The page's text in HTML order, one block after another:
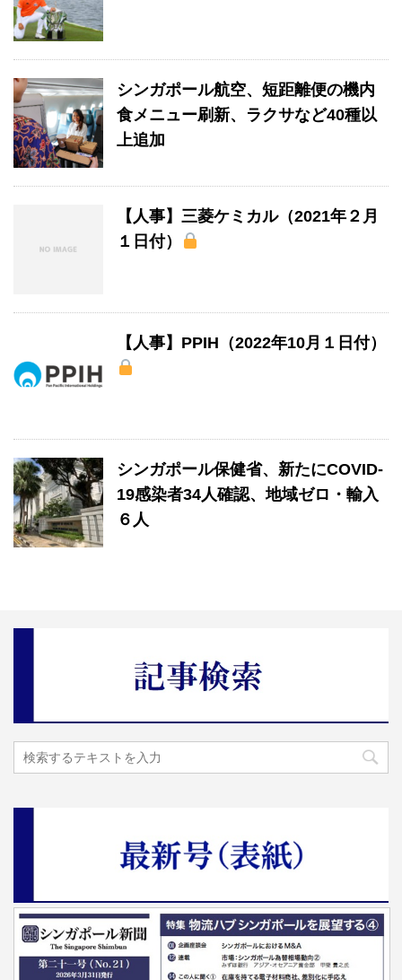
シンガポール航空、短距離便の機内
食メニュー刷新、ラクサなど40種以
上追加
【人事】三菱ケミカル（2021年２月
１日付）
【人事】PPIH（2022年10月１日付）
シンガポール保健省、新たにCOVID-
19感染者34人確認、地域ゼロ・輸入
６人